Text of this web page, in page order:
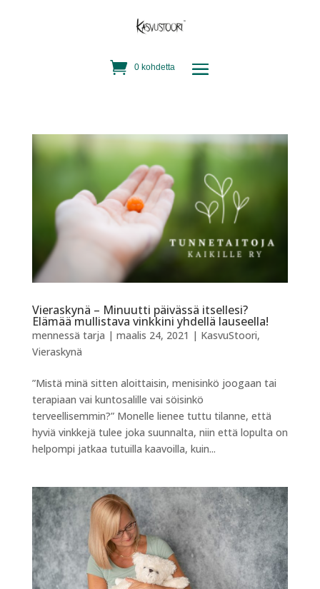
0 kohdetta
Vieraskynä – Minuutti päivässä itsellesi?
Elämää mullistava vinkkini yhdellä lauseella!
mennessä tarja | maalis 24, 2021 | KasvuStoori,
Vieraskynä
”Mistä minä sitten aloittaisin, menisinkö joogaan tai
terapiaan vai kuntosalille vai söisinkö
terveellisemmin?” Monelle lienee tuttu tilanne, että
hyviä vinkkejä tulee joka suunnalta, niin että lopulta on
helpompi jatkaa tutuilla kaavoilla, kuin...